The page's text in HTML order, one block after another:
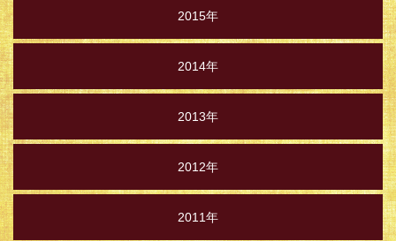
2015年
2014年
2013年
2012年
2011年